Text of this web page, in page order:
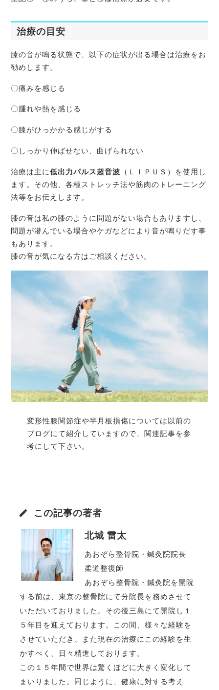
治療の目安
膝の音が鳴る状態で、以下の症状が出る場合は治療をお
勧めします。
〇痛みを感じる
〇腫れや熱を感じる
〇膝がひっかかる感じがする
〇しっかり伸ばせない、曲げられない
治療は主に低出力パルス超音波 （ＬＩＰＵＳ）を使用し
ます。その他、各種ストレッチ法や筋肉のトレーニング
法等をお伝えします。
膝の音は私の膝のように問題がない場合もありますし、
問題が潜んでいる場合やケガなどにより音が鳴りだす事
もあります。
膝の音が気になる方はご相談ください。
変形性膝関節症や半月板損傷については以前の
ブログにて紹介していますので、関連記事を参
考にして下さい。
この記事の著者
北城 雷太
あおぞら整骨院・鍼灸院院長
柔道整復師
あおぞら整骨院・鍼灸院を開院
する前は、東京の整骨院にて分院長を務めさせて
いただいておりました。その後三島にて開院し１
５年目を迎えております。この間、様々な経験を
させていただき、また現在の治療にこの経験を生
かすべく、日々精進しております。
この１５年間で世界は驚くほどに大きく変化して
まいりました。同じように、健康に対する考え